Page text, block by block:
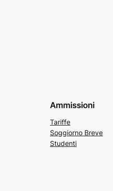
Ammissioni
Tariffe
Soggiorno Breve
Studenti